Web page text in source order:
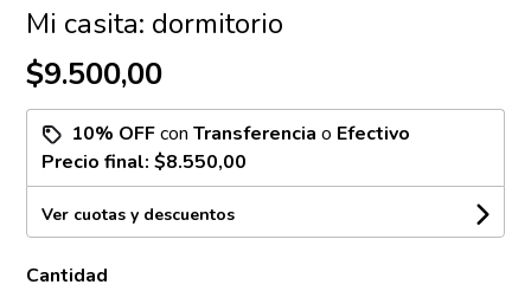
Mi casita: dormitorio
$9.500,00
10% OFFconTransferencia o Efectivo
Precio final:$8.550,00
Ver cuotas y descuentos
Cantidad